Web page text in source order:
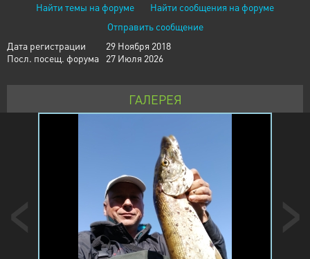
Найти темы на форуме
Найти сообщения на форуме
Отправить сообщение
Дата регистрации
29 Ноября 2018
Посл. посещ. форума
27 Июля 2026
ГАЛЕРЕЯ